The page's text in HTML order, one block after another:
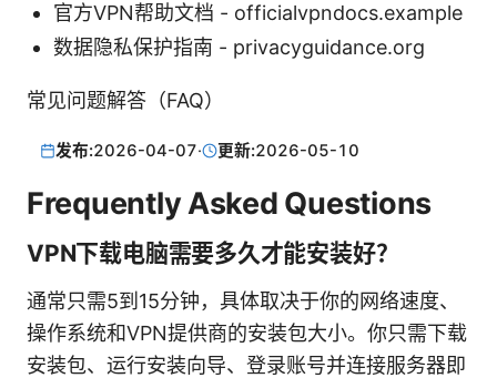
官方VPN帮助文档 - officialvpndocs.example
数据隐私保护指南 - privacyguidance.org
常见问题解答（FAQ）
发布:2026-04-07· 更新:2026-05-10
Frequently Asked Questions
VPN下载电脑需要多久才能安装好？
通常只需5到15分钟，具体取决于你的网络速度、
操作系统和VPN提供商的安装包大小。你只需下载
安装包、运行安装向导、登录账号并连接服务器即